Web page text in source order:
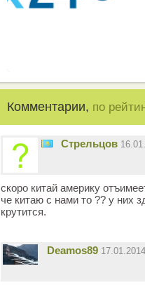
Комментарии, по
Стрельцов
скоро китай америку
че китаю с нами то ?? у них
крутится.
Deamos89